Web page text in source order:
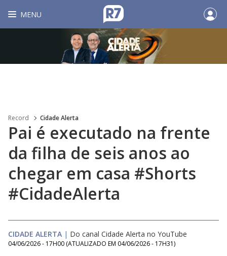
MENU
Record Cidade Alerta
Pai é executado na frente
da filha de seis anos ao
chegar em casa #Shorts
#CidadeAlerta
CIDADE ALERTA | Do canal Cidade Alerta no YouTube
04/06/2026 - 17H00 (ATUALIZADO EM 04/06/2026 - 17H31)